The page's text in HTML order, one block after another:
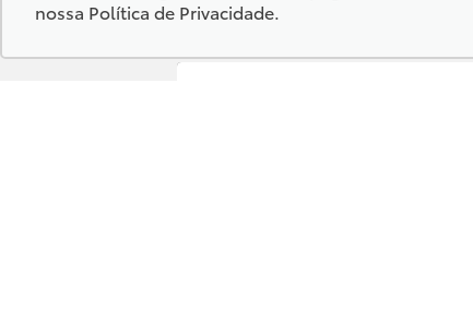
nossa Política de Privacidade.